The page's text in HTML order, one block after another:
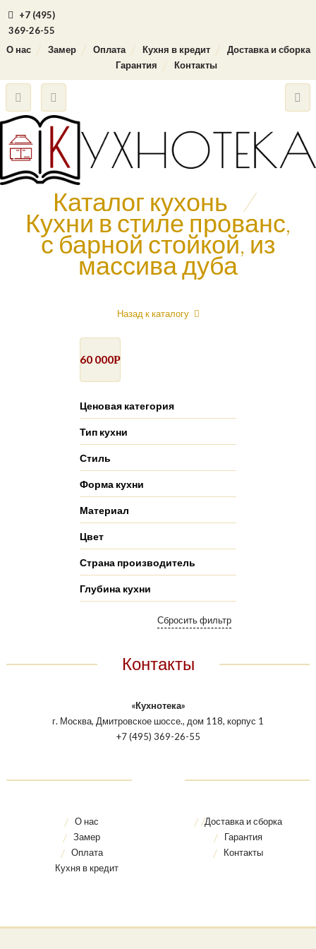
+7 (495)
369-26-55
О нас
Замер Оплата Кухня в кредит
Доставка и сборка
Гарантия
Контакты
Каталог кухонь /
Кухни в стиле прованс,
с барной стойкой, из
массива дуба
Назад к каталогу
60 000Р
Ценовая категория
Тип кухни
Стиль
Форма кухни
Материал
Цвет
Страна производитель
Глубина кухни
Контакты
«Кухнотека»
г. Москва, Дмитровское шоссе., дом 118, корпус 1
+7 (495) 369-26-55
О нас
Замер
Оплата
Кухня в кредит
Доставка и сборка
Гарантия
Контакты